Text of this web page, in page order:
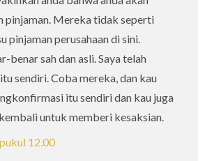
pinjaman. Mereka tidak seperti
pinjaman perusahaan di sini.
benar sah dan asli. Saya telah
sendiri. Coba mereka, dan kau
itu sendiri dan kau juga
untuk memberi kesaksian.
12.00